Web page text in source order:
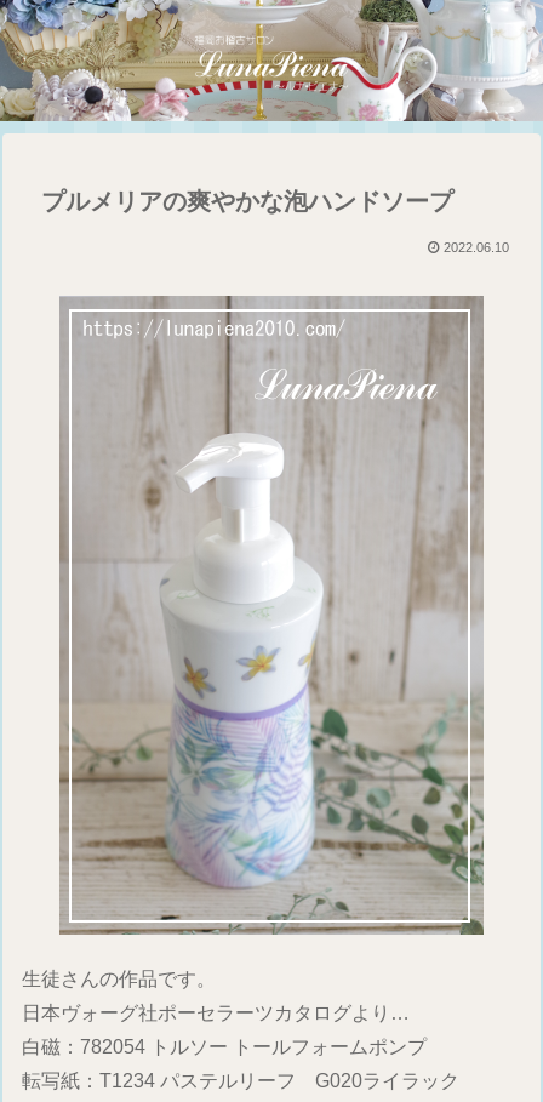
プルメリアの爽やかな泡ハンドソープ
2022.06.10
生徒さんの作品です。
日本ヴォーグ社ポーセラーツカタログより…
白磁：782054 トルソー トールフォームポンプ
転写紙：T1234 パステルリーフ G020ライラック